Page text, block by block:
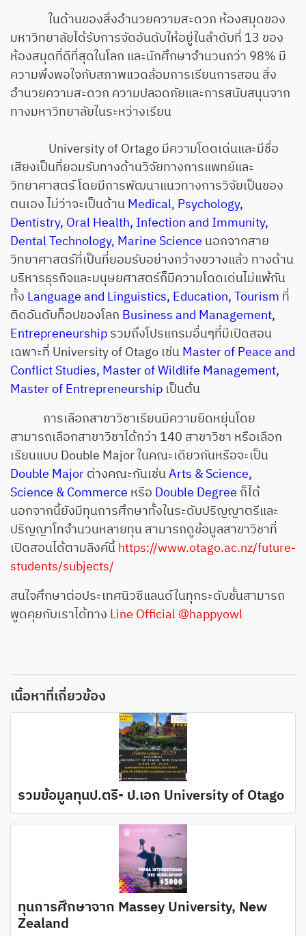
ในด้านของสิ่งอำนวยความสะดวก ห้องสมุดของ
มหาวิทยาลัยได้รับการจัดอันดับให้อยู่ในลำดับที่ 13 ของ
ห้องสมุดที่ดีที่สุดในโลก และนักศึกษาจำนวนกว่า 98% มี
ความพึงพอใจกับสภาพแวดล้อมการเรียนการสอน สิ่ง
อำนวยความสะดวก ความปลอดภัยและการสนับสนุนจาก
ทางมหาวิทยาลัยในระหว่างเรียน
University of Ortago มีความโดดเด่นและมีชื่อ
เสียงเป็นที่ยอมรับทางด้านวิจัยทางการแพทย์และ
วิทยาศาสตร์ โดยมีการพัฒนาแนวทางการวิจัยเป็นของ
ตนเอง ไม่ว่าจะเป็นด้านMedical, Psychology,
Dentistry, Oral Health, Infection and Immunity,
Dental Technology, Marine Science นอกจากสาย
วิทยาศาสตร์ที่เป็นที่ยอมรับอย่างกว้างขวางแล้ว ทางด้าน
บริหารธุรกิจและมนุษยศาสตร์ก็มีความโดดเด่นไม่แพ้กัน
ทั้ง Language and Linguistics, Education, Tourism ที่
ติดอันดับท็อปของโลก Business and Management,
Entrepreneurshipรวมถึงโปรแกรมอื่นๆที่มีเปิดสอน
เฉพาะที่ University of Otago เช่นMaster of Peace and
Conflict Studies, Master of Wildlife Management,
Master of Entrepreneurship เป็นต้น
การเลือกสาขาวิชาเรียนมีความยืดหยุ่นโดย
สามารถเลือกสาขาวิชาได้กว่า 140 สาขาวิชา หรือเลือก
เรียนแบบ Double Major ในคณะเดียวกันหรือจะเป็น
Double Majorต่างคณะกันเช่นArts & Science,
Science & Commerce หรือ Double Degree ก็ได้
นอกจากนี้ยังมีทุนการศึกษาทั้งในระดับปริญญาตรีและ
ปริญญาโทจำนวนหลายทุน สามารถดูข้อมูลสาขาวิชาที่
เปิดสอนได้ตามลิงค์นี้https://www.otago.ac.nz/future-
students/subjects/
สนใจศึกษาต่อประเทศนิวซีแลนด์ในทุกระดับชั้นสามารถ
พูดคุยกับเราได้ทาง Line Official @happyowl
เนื้อหาที่เกี่ยวข้อง
รวมข้อมูลทุนป.ตรี- ป.เอก University of Otago
ทุนการศึกษาจาก Massey University, New
Zealand